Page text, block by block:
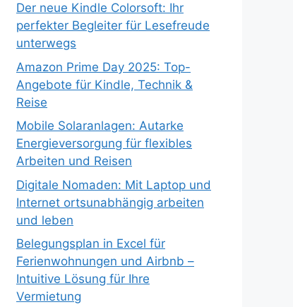
Der neue Kindle Colorsoft: Ihr
perfekter Begleiter für Lesefreude
unterwegs
Amazon Prime Day 2025: Top-
Angebote für Kindle, Technik &
Reise
Mobile Solaranlagen: Autarke
Energieversorgung für flexibles
Arbeiten und Reisen
Digitale Nomaden: Mit Laptop und
Internet ortsunabhängig arbeiten
und leben
Belegungsplan in Excel für
Ferienwohnungen und Airbnb –
Intuitive Lösung für Ihre
Vermietung